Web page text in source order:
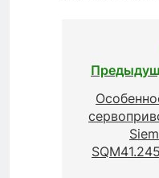
по
записям